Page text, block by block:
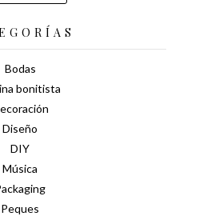
Bodas
bonitista
Diseño
DIY
Música
Peques